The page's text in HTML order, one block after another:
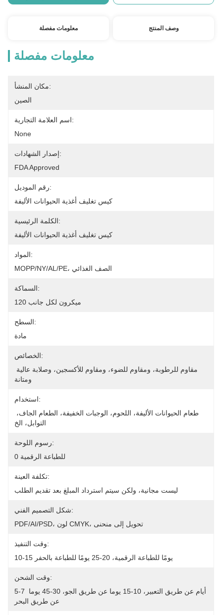
معلومات مفصلة وصف المنتج
معلومات مفصلة
مكان المنشأ:
الصين
اسم العلامة التجارية:
None
إصدار الشهادات:
FDA Approved
رقم الموديل:
كيس تغليف أغذية الحيوانات الأليفة
الكلمة الرئيسية:
كيس تغليف أغذية الحيوانات الأليفة
المواد:
MOPP/NY/AL/PE، الصف الغذائي
السماكة:
120 ميكرون لكل جانب
السطح:
مادة
الخصائص:
ومتانة
استخدام:
التوابل، الخ
رسوم اللوحة:
0 للطباعة الرقمية
تكلفة العينة:
ليست مجانية، ولكن سيتم استرداد المبلغ بعد تقديم الطلب
شكل التصميم الفني:
PDF/AI/PSD، لون CMYK، تحويل إلى منحنى
وقت التنفيذ:
10-15 يومًا للطباعة الرقمية، 20-25 يومًا للطباعة بالحفر
وقت الشحن:
5-7 أيام عن طريق التعبير، 10-15 يوما عن طريق الجو، 30-45 يوما
عن طريق البحر